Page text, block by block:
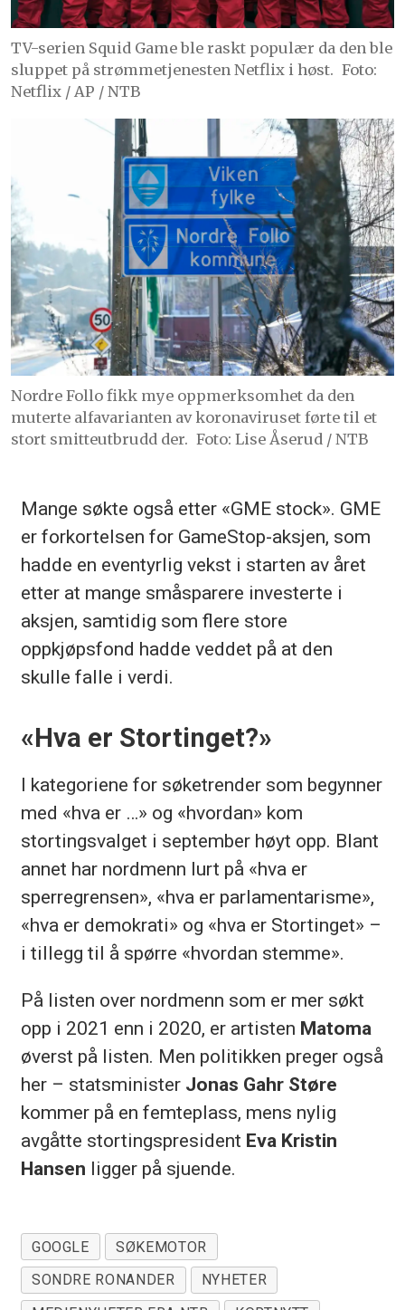
TV-serien Squid Game ble raskt populær da den ble
sluppet på strømmetjenesten Netflix i høst. Foto:
Netflix / AP / NTB
Nordre Follo fikk mye oppmerksomhet da den
muterte alfavarianten av koronaviruset førte til et
stort smitteutbrudd der. Foto: Lise Åserud / NTB
Mange søkte også etter «GME stock». GME
er forkortelsen for GameStop-aksjen, som
hadde en eventyrlig vekst i starten av året
etter at mange småsparere investerte i
aksjen, samtidig som flere store
oppkjøpsfond hadde veddet på at den
skulle falle i verdi.
«Hva er Stortinget?»
I kategoriene for søketrender som begynner
med «hva er …» og «hvordan» kom
stortingsvalget i september høyt opp. Blant
annet har nordmenn lurt på «hva er
sperregrensen», «hva er parlamentarisme»,
«hva er demokrati» og «hva er Stortinget» –
i tillegg til å spørre «hvordan stemme».
På listen over nordmenn som er mer søkt
opp i 2021 enn i 2020, er artisten Matoma
øverst på listen. Men politikken preger også
her – statsminister Jonas Gahr Støre
kommer på en femteplass, mens nylig
avgåtte stortingspresident Eva Kristin
Hansen ligger på sjuende.
GOOGLE
SØKEMOTOR
SONDRE RONANDER
NYHETER